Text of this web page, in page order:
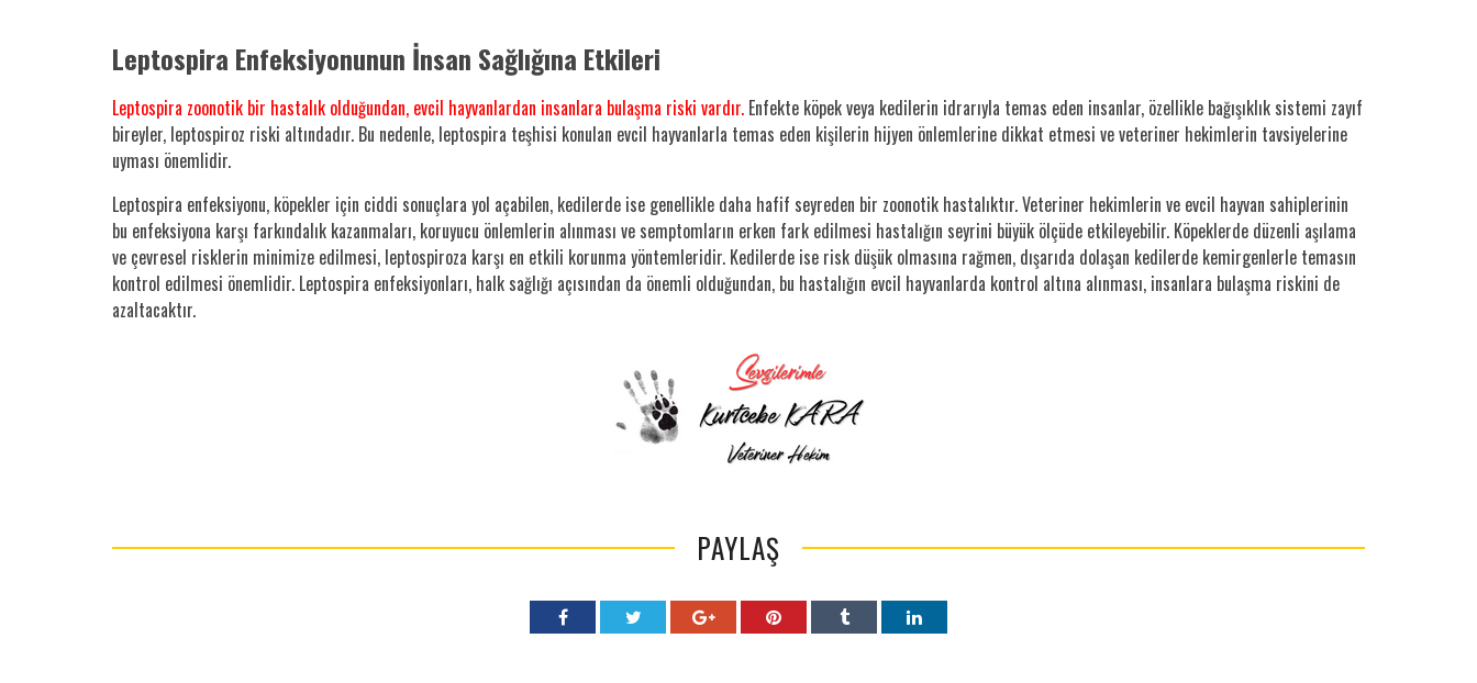
Leptospira Enfeksiyonunun İnsan Sağlığına Etkileri
Leptospira zoonotik bir hastalık olduğundan, evcil hayvanlardan insanlara bulaşma riski vardır. Enfekte köpek veya kedilerin idrarıyla temas eden insanlar, özellikle bağışıklık sistemi zayıf
bireyler, leptospiroz riski altındadır. Bu nedenle, leptospira teşhisi konulan evcil hayvanlarla temas eden kişilerin hijyen önlemlerine dikkat etmesi ve veteriner hekimlerin tavsiyelerine
uyması önemlidir.
Leptospira enfeksiyonu, köpekler için ciddi sonuçlara yol açabilen, kedilerde ise genellikle daha hafif seyreden bir zoonotik hastalıktır. Veteriner hekimlerin ve evcil hayvan sahiplerinin
bu enfeksiyona karşı farkındalık kazanmaları, koruyucu önlemlerin alınması ve semptomların erken fark edilmesi hastalığın seyrini büyük ölçüde etkileyebilir. Köpeklerde düzenli aşılama
ve çevresel risklerin minimize edilmesi, leptospiroza karşı en etkili korunma yöntemleridir. Kedilerde ise risk düşük olmasına rağmen, dışarıda dolaşan kedilerde kemirgenlerle temasın
kontrol edilmesi önemlidir. Leptospira enfeksiyonları, halk sağlığı açısından da önemli olduğundan, bu hastalığın evcil hayvanlarda kontrol altına alınması, insanlara bulaşma riskini de
azaltacaktır.
PAYLAŞ